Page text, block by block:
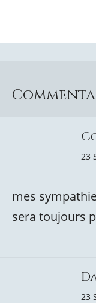
23
mes
sera toujours
23